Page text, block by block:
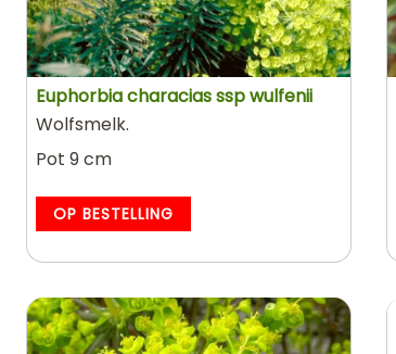
Euphorbia characias ssp wulfenii
Wolfsmelk.
Pot 9 cm
OP BESTELLING